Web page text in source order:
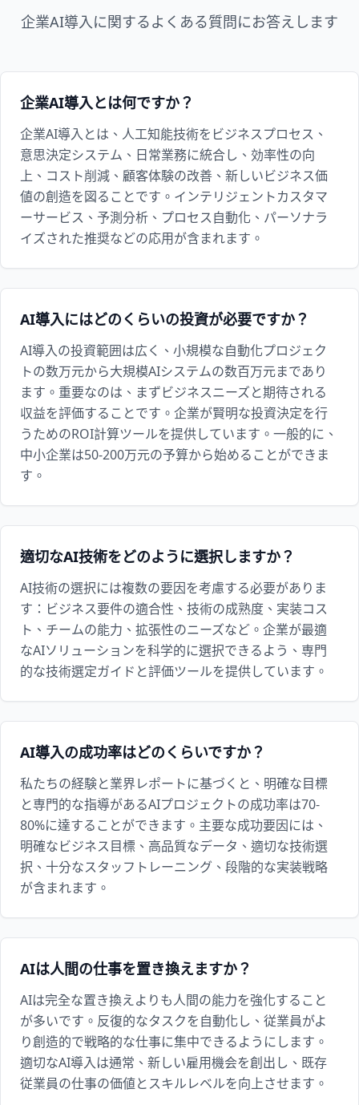
企業AI導入に関するよくある質問にお答えします
企業AI導入とは何ですか？
企業AI導入とは、人工知能技術をビジネスプロセス、
意思決定システム、日常業務に統合し、効率性の向
上、コスト削減、顧客体験の改善、新しいビジネス価
値の創造を図ることです。インテリジェントカスタマ
ーサービス、予測分析、プロセス自動化、パーソナラ
イズされた推奨などの応用が含まれます。
AI導入にはどのくらいの投資が必要ですか？
AI導入の投資範囲は広く、小規模な自動化プロジェク
トの数万元から大規模AIシステムの数百万元まであり
ます。重要なのは、まずビジネスニーズと期待される
収益を評価することです。企業が賢明な投資決定を行
うためのROI計算ツールを提供しています。一般的に、
中小企業は50-200万元の予算から始めることができま
す。
適切なAI技術をどのように選択しますか？
AI技術の選択には複数の要因を考慮する必要がありま
す：ビジネス要件の適合性、技術の成熟度、実装コス
ト、チームの能力、拡張性のニーズなど。企業が最適
なAIソリューションを科学的に選択できるよう、専門
的な技術選定ガイドと評価ツールを提供しています。
AI導入の成功率はどのくらいですか？
私たちの経験と業界レポートに基づくと、明確な目標
と専門的な指導があるAIプロジェクトの成功率は70-
80%に達することができます。主要な成功要因には、
明確なビジネス目標、高品質なデータ、適切な技術選
択、十分なスタッフトレーニング、段階的な実装戦略
が含まれます。
AIは人間の仕事を置き換えますか？
AIは完全な置き換えよりも人間の能力を強化すること
が多いです。反復的なタスクを自動化し、従業員がよ
り創造的で戦略的な仕事に集中できるようにします。
適切なAI導入は通常、新しい雇用機会を創出し、既存
従業員の仕事の価値とスキルレベルを向上させます。